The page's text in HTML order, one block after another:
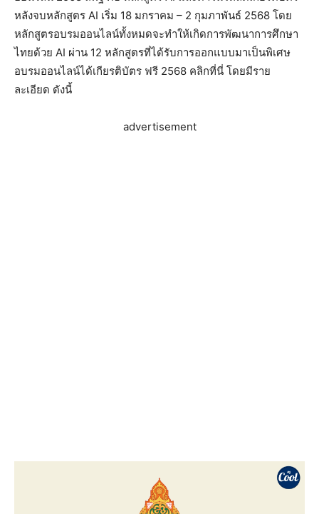
หลังจบหลักสูตร AI เริ่ม 18 มกราคม – 2 กุมภาพันธ์ 2568 โดย
หลักสูตรอบรมออนไลน์ทั้งหมดจะทำให้เกิดการพัฒนาการศึกษา
ไทยด้วย AI ผ่าน 12 หลักสูตรที่ได้รับการออกแบบมาเป็นพิเศษ
อบรมออนไลน์ได้เกียรติบัตร ฟรี 2568 คลิกที่นี่ โดยมีราย
ละเอียด ดังนี้
advertisement